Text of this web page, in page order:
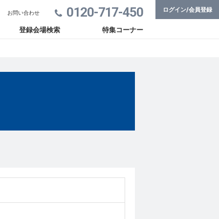
0120-717-450
登録会場検索 特集コーナー
お問い合わせ ログイン/会員登録